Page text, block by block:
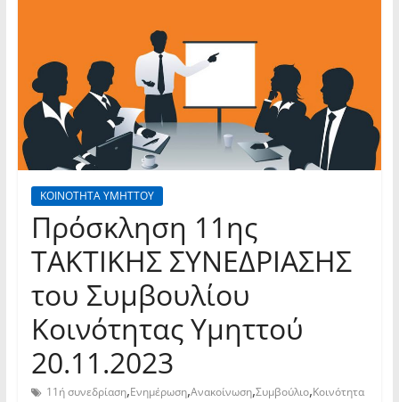
ΚΟΙΝΟΤΗΤΑ ΥΜΗΤΤΟΥ
Πρόσκληση 11ης
TAKTIKHΣ ΣΥΝΕΔΡΙΑΣΗΣ
του Συμβουλίου
Κοινότητας Υμηττού
20.11.2023
11ή συνεδρίαση,Ενημέρωση,Ανακοίνωση,Συμβούλιο,Κοινότητα